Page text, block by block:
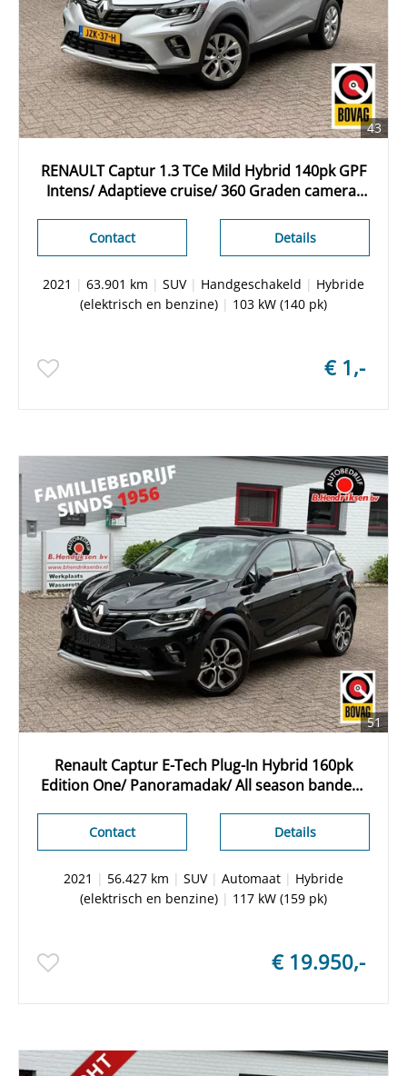
43
RENAULT Captur 1.3 TCe Mild Hybrid 140pk GPF
Intens/ Adaptieve cruise/ 360 Graden camera/
Details
Contact
2021 | 63.901 km | SUV| Handgeschakeld | Hybride
(elektrisch en benzine) | 103 kW (140 pk)
€ 1,-
51
Renault Captur E-Tech Plug-In Hybrid 160pk
Edition One/ Panoramadak/ All season banden/
Adaptieve cruise/ DAB/ Apple Carplay
Details
Contact
2021 | 56.427 km | SUV| Automaat | Hybride
(elektrisch en benzine) | 117 kW (159 pk)
€ 19.950,-